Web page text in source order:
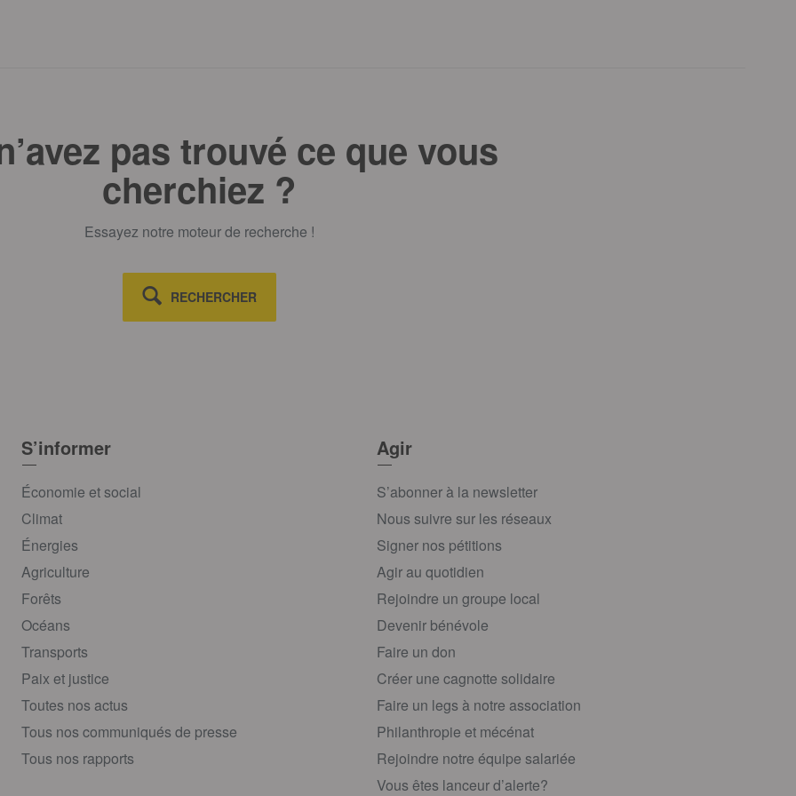
pas trouvé ce que vous
cherchiez ?
Essayez notre moteur de recherche !
RECHERCHER
S’informer
Économie et social
Climat
Énergies
Agriculture
Forêts
Océans
Transports
Paix et justice
Toutes nos actus
Tous nos communiqués de presse
Tous nos rapports
Agir
S’abonner à la newsletter
Nous suivre sur les réseaux
Signer nos pétitions
Agir au quotidien
Rejoindre un groupe local
Devenir bénévole
Faire un don
Créer une cagnotte solidaire
Faire un legs à notre association
Philanthropie et mécénat
Rejoindre notre équipe salariée
Vous êtes lanceur d’alerte?